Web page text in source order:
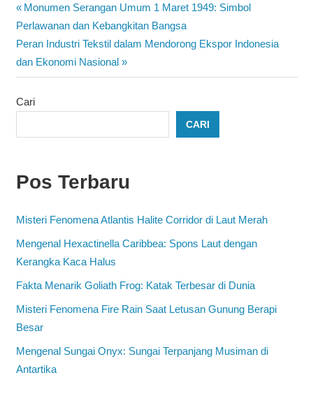
Navigasi
pos
Previous
Post:
Monumen Serangan Umum 1 Maret 1949: Simbol
Perlawanan dan Kebangkitan Bangsa
Next
Post:
Peran Industri Tekstil dalam Mendorong Ekspor Indonesia
dan Ekonomi Nasional
Cari
CARI
Pos Terbaru
Misteri Fenomena Atlantis Halite Corridor di Laut Merah
Mengenal Hexactinella Caribbea: Spons Laut dengan
Kerangka Kaca Halus
Fakta Menarik Goliath Frog: Katak Terbesar di Dunia
Misteri Fenomena Fire Rain Saat Letusan Gunung Berapi
Besar
Mengenal Sungai Onyx: Sungai Terpanjang Musiman di
Antartika